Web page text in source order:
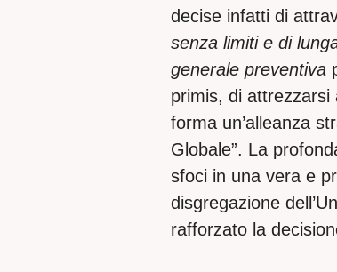
decise infatti di
senza limiti e di
generale preventiva
primis, di attrezzarsi
forma un’alleanza
Globale”. La
sfoci in una vera e
disgregazione
rafforzato la